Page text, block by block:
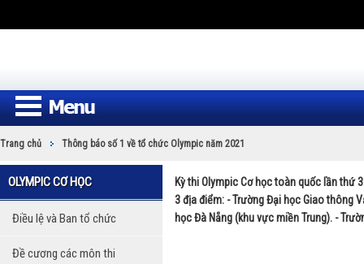
Trang chủ Thông báo số 1 về tổ chức Olympic năm 2021
OLYMPIC CƠ HỌC
Điều lệ và Ban tổ chức
Đề cương các môn thi
Kỳ thi Olympic Cơ học toàn quốc lần thứ
3 địa điểm: - Trường Đại học Giao thông
học Đà Nẵng (khu vực miền Trung). -